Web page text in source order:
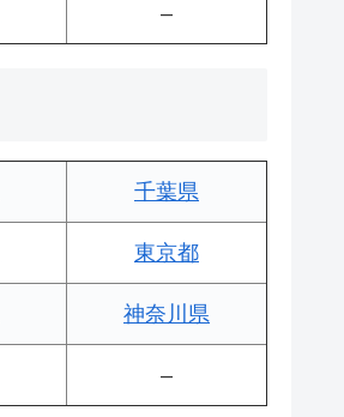
–
千葉県
東京都
神奈川県
–